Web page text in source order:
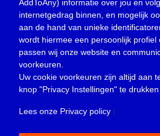
Oproep(734)
Overlijden(39)
Podcast(18)
prijsvraag (5)
Religie (1.438)
Service(226)
AddToAny) informatie over jou en
internetgedrag binnen, en mogelijk
aan de hand van unieke
wordt hiermee een persoonlijk profiel
passen wij onze website en
voorkeuren.
Uw cookie voorkeuren zijn altijd aan
knop "Privacy Instellingen" te
Lees onze Privacy policy |